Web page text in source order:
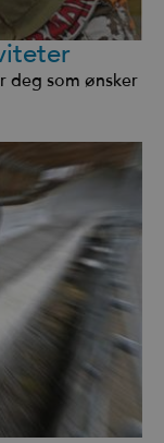
deg som ønsker